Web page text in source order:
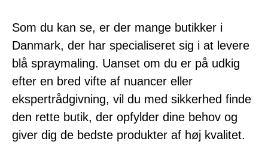
Som du kan se, er der mange butikker i
Danmark, der har specialiseret sig i at levere
blå spraymaling. Uanset om du er på udkig
efter en bred vifte af nuancer eller
ekspertrådgivning, vil du med sikkerhed finde
den rette butik, der opfylder dine behov og
giver dig de bedste produkter af høj kvalitet.